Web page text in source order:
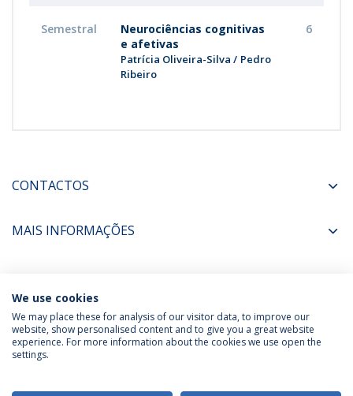
Semestral
Neurociências cognitivas
e afetivas
Patrícia Oliveira-Silva
Pedro
Ribeiro
6
CONTACTOS
MAIS INFORMAÇÕES
COORDENADORES
Política de Privacidade
Termos & Condições
We use cookies
We may place these for analysis of our visitor data, to improve our
website, show personalised content and to give you a great website
experience. For more information about the cookies we use open the
settings.